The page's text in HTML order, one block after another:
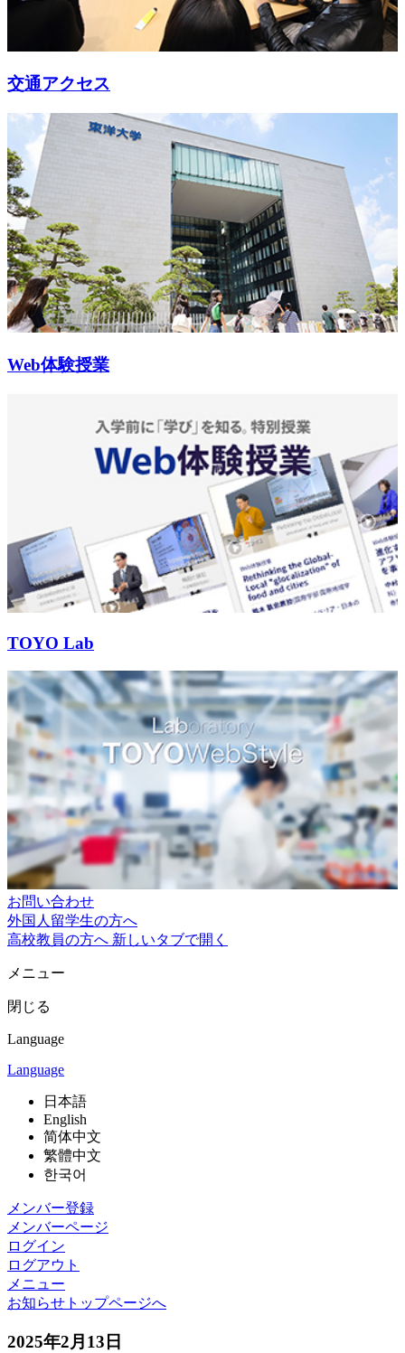
交通アクセス
Web体験授業
TOYO Lab
お問い合わせ
外国人留学生の方へ
高校教員の方へ 新しいタブで開く
メニュー
閉じる
Language
Language
日本語
English
简体中文
繁體中文
한국어
メンバー登録
メンバーページ
ログイン
ログアウト
メニュー
お知らせトップページへ
2025年2月13日